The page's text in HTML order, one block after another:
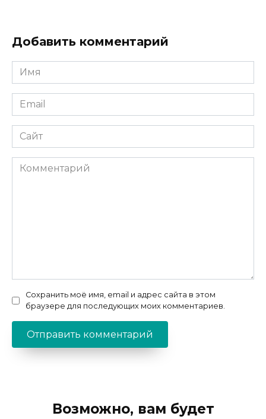
Добавить комментарий
Имя
*
Email
*
Сайт
Комментарий
Сохранить моё имя, email и адрес сайта в этом
браузере для последующих моих комментариев.
Возможно, вам будет